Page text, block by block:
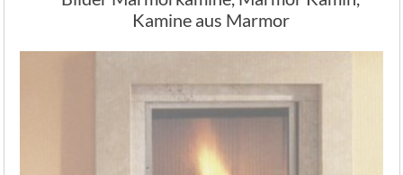
Kamine aus Marmor